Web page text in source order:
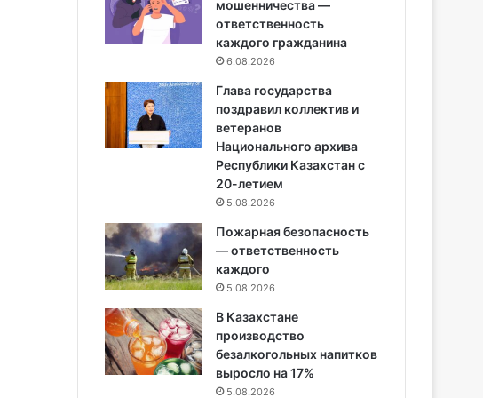
мошенничества —
ответственность
каждого гражданина
6.08.2026
Глава государства
поздравил коллектив и
ветеранов
Национального архива
Республики Казахстан с
20-летием
5.08.2026
Пожарная безопасность
— ответственность
каждого
5.08.2026
В Казахстане
производство
безалкогольных напитков
выросло на 17%
5.08.2026